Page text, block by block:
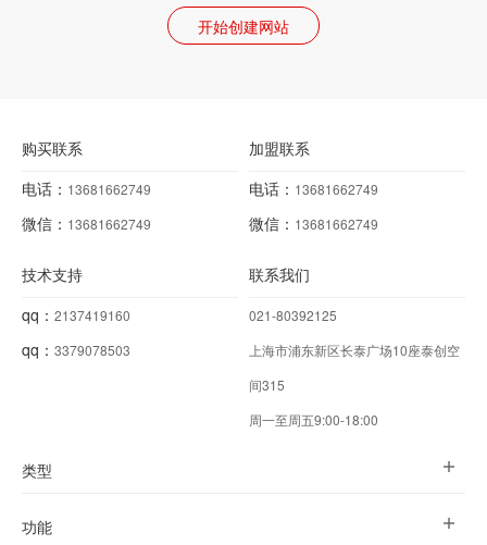
开始创建网站
购买联系
电话： 13681662749
微信： 13681662749
加盟联系
电话： 13681662749
微信： 13681662749
技术支持
qq： 2137419160
qq： 3379078503
联系我们
021-80392125
上海市浦东新区长泰广场10座泰创空
间315
周一至周五9:00-18:00
类型
功能